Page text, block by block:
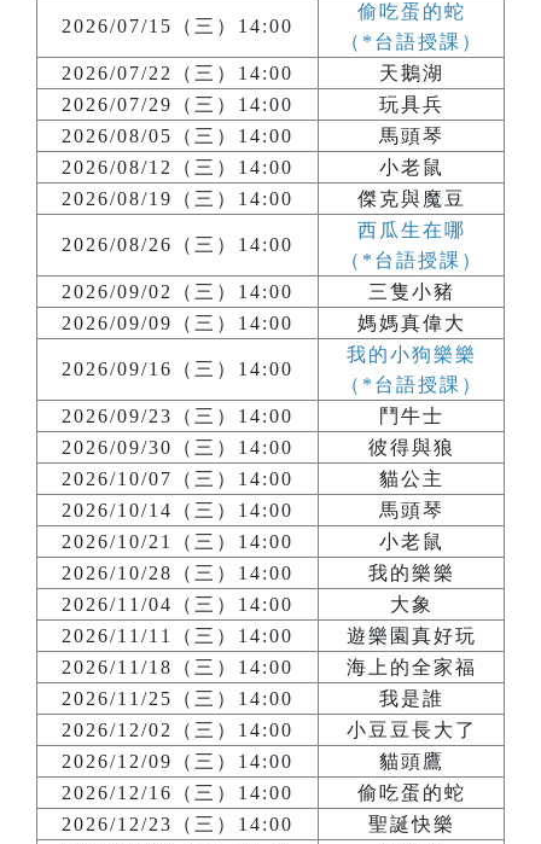
2026/07/15（三）14:00
偷吃蛋的蛇
（*台語授課）
2026/07/22（三）14:00
天鵝湖
2026/07/29（三）14:00
玩具兵
2026/08/05（三）14:00
馬頭琴
2026/08/12（三）14:00
小老鼠
2026/08/19（三）14:00
傑克與魔豆
2026/08/26（三）14:00
西瓜生在哪
（*台語授課）
2026/09/02（三）14:00
三隻小豬
2026/09/09（三）14:00
媽媽真偉大
2026/09/16（三）14:00
我的小狗樂樂
（*台語授課）
2026/09/23（三）14:00
鬥牛士
2026/09/30（三）14:00
彼得與狼
2026/10/07（三）14:00
貓公主
2026/10/14（三）14:00
馬頭琴
2026/10/21（三）14:00
小老鼠
2026/10/28（三）14:00
我的樂樂
2026/11/04（三）14:00
大象
2026/11/11（三）14:00
遊樂園真好玩
2026/11/18（三）14:00
海上的全家福
2026/11/25（三）14:00
我是誰
2026/12/02（三）14:00
小豆豆長大了
2026/12/09（三）14:00
貓頭鷹
2026/12/16（三）14:00
偷吃蛋的蛇
2026/12/23（三）14:00
聖誕快樂